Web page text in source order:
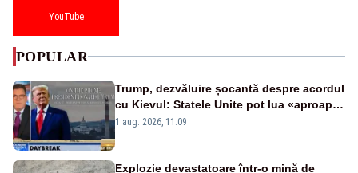
YouTube
POPULAR
Trump, dezvăluire șocantă despre acordul
cu Kievul: Statele Unite pot lua «aproape
tot ce vor» din minele Ucrainei”
1 aug. 2026, 11:09
Explozie devastatoare într-o mină de